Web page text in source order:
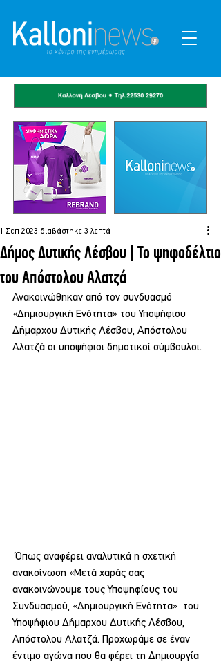
Δήμος Δυτικής Λέσβου | Το ψηφοδέλτιο
του Απόστολου Αλατζά
1 Σεπ 2023 διαβάστηκε 3 λεπτά
Ανακοινώθηκαν από τον συνδυασμό
«Δημιουργική Ενότητα» του Υποψήφιου
Δήμαρχου Δυτικής Λέσβου, Απόστολου
Αλατζά οι υποψήφιοι δημοτικοί σύμβουλοι.
Όπως αναφέρει αναλυτικά η σχετική
ανακοίνωση «Μετά χαράς σας
ανακοινώνουμε τους Υποψηφίους του
Συνδυασμού, «Δημιουργική Ενότητα»  του
Υποψήφιου Δήμαρχου Δυτικής Λέσβου,
Απόστολου Αλατζά. Προχωράμε σε έναν
έντιμο αγώνα που θα φέρει τη Δημιουργία